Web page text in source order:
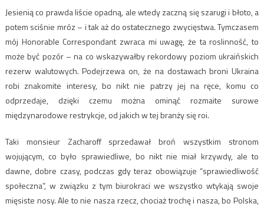
Jesienią co prawda liście opadną, ale wtedy zaczną się szarugi i błoto, a
potem sciśnie mróz – i tak aż do ostatecznego zwycięstwa. Tymczasem
mój Honorable Correspondant zwraca mi uwagę, że ta roslinność, to
może być pozór – na co wskazywałby rekordowy poziom ukraińskich
rezerw walutowych. Podejrzewa on, że na dostawach broni Ukraina
robi znakomite interesy, bo nikt nie patrzy jej na ręce, komu co
odprzedaje, dzięki czemu można ominąć rozmaite surowe
międzynarodowe restrykcje, od jakich w tej branży się roi.
Taki monsieur Zacharoff sprzedawał broń wszystkim stronom
wojującym, co było sprawiedliwe, bo nikt nie miał krzywdy, ale to
dawne, dobre czasy, podczas gdy teraz obowiązuje “sprawiedliwość
społeczna”, w związku z tym biurokraci we wszystko wtykają swoje
mięsiste nosy. Ale to nie nasza rzecz, chociaż trochę i nasza, bo Polska,